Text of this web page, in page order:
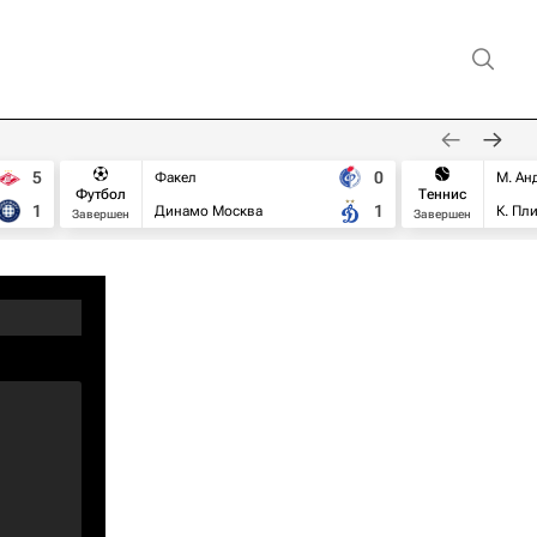
5
1
Футбол
Завершен
Факел
Динамо Москва
0
1
Теннис
Завершен
М.
К.